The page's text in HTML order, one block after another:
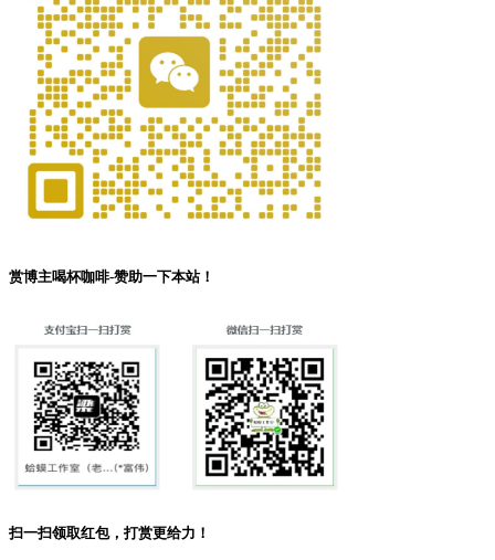
赏博主喝杯咖啡-赞助一下本站！
扫一扫领取红包，打赏更给力！